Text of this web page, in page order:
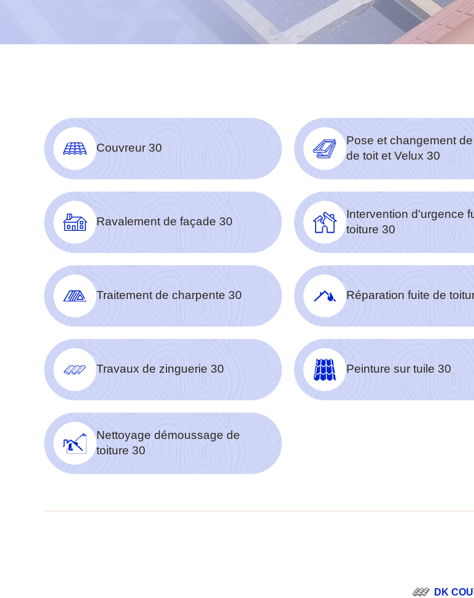
Couvreur 30
Pose et changement
de toit et Velux 30
Ravalement de façade 30
Intervention d'urgence
toiture 30
Traitement de charpente 30 Réparation fuite de
Travaux de zinguerie 30 Peinture sur tuile 30
Nettoyage démoussage de
toiture 30
DK